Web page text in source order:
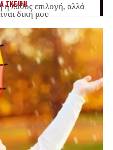
ΣΚΕΨΗ
ή λάθος επιλογή, αλλά
δική μου